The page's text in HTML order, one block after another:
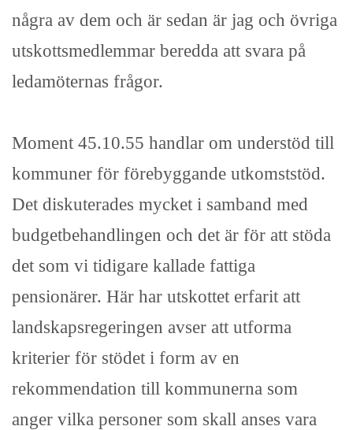
några av dem och är sedan är jag och övriga
utskottsmedlemmar beredda att svara på
ledamöternas frågor.
Moment 45.10.55 handlar om understöd till
kommuner för förebyggande utkomststöd.
Det diskuterades mycket i samband med
budgetbehandlingen och det är för att stöda
det som vi tidigare kallade fattiga
pensionärer. Här har utskottet erfarit att
landskapsregeringen avser att utforma
kriterier för stödet i form av en
rekommendation till kommunerna som
anger vilka personer som skall anses vara